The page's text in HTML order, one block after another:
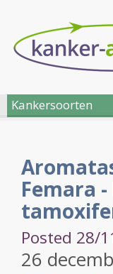
Kankersoorten
Femara
Posted 28/
26